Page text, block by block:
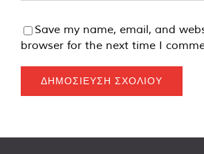
Save my name, email, and
browser for the next time I